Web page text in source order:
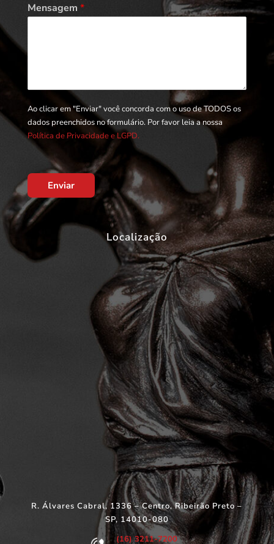
Mensagem *
Ao clicar em "Enviar" você concorda com o uso de TODOS os
dados preenchidos no formulário. Por favor leia a nossa
Política de Privacidade e LGPD.
Enviar
Localização
R. Álvares Cabral, 1336 – Centro, Ribeirão Preto –
SP, 14010-080
(16) 3211-7200